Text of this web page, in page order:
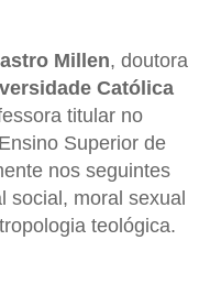
Millen, doutora
Católica
titular no
Superior de
nos seguintes
social, moral sexual
teológica.